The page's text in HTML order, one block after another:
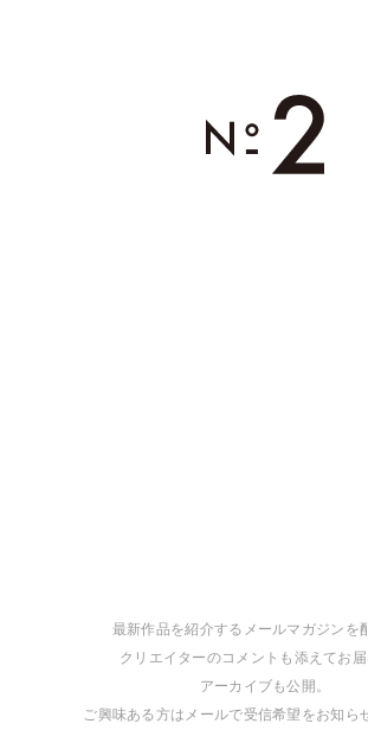
最新作品を紹介するメールマガジンを
クリエイターのコメントも添えてお届
アーカイブも公開。
ご興味ある方はメールで受信希望をお知ら